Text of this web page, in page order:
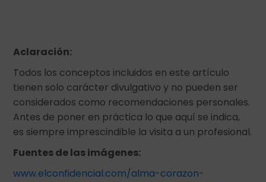
Aclaración:
Todos los conceptos incluidos en este artículo
tienen solo carácter divulgativo y no pueden ser
considerados como recomendaciones personales.
Antes de poner en práctica lo que aquí se indica,
es siempre imprescindible la visita a un profesional.
Fuentes de las imágenes:
www.elconfidencial.com/alma-corazon-